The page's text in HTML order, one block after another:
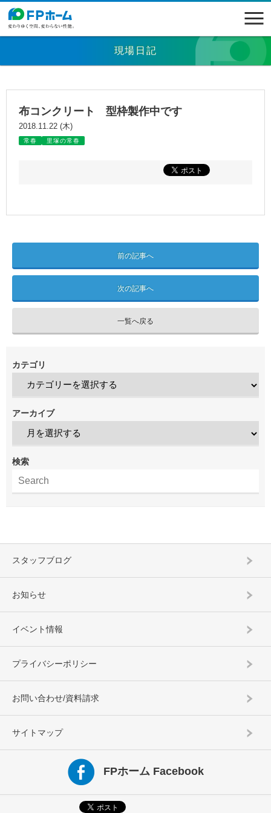
現場日記
布コンクリート 型枠製作中です
2018.11.22 (木)
常春 里塚の常春
前の記事へ
次の記事へ
一覧へ戻る
カテゴリ
アーカイブ
検索
スタッフブログ
お知らせ
イベント情報
プライバシーポリシー
お問い合わせ/資料請求
サイトマップ
FPホーム Facebook